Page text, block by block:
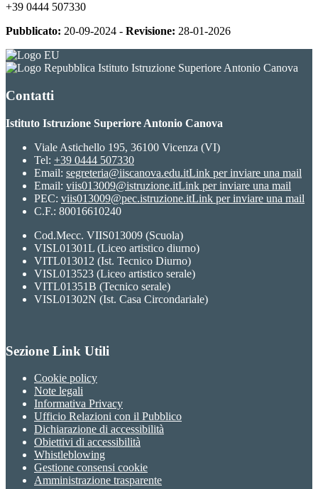
+39 0444 507330
Pubblicato: 20-09-2024 - Revisione: 28-01-2026
Istituto Istruzione Superiore Antonio Canova
Contatti
Istituto Istruzione Superiore Antonio Canova
Viale Astichello 195, 36100 Vicenza (VI)
Tel: +39 0444 507330
Email: segreteria@iiscanova.edu.itLink per inviare una mail
Email: viis013009@istruzione.itLink per inviare una mail
PEC: viis013009@pec.istruzione.itLink per inviare una mail
C.F.: 80016610240
Cod.Mecc. VIIS013009 (Scuola)
VISL01301L (Liceo artistico diurno)
VITL013012 (Ist. Tecnico Diurno)
VISL013523 (Liceo artistico serale)
VITL01351B (Tecnico serale)
VISL01302N (Ist. Casa Circondariale)
Sezione Link Utili
Cookie policy
Note legali
Informativa Privacy
Ufficio Relazioni con il Pubblico
Dichiarazione di accessibilità
Obiettivi di accessibilità
Whistleblowing
Gestione consensi cookie
Amministrazione trasparente